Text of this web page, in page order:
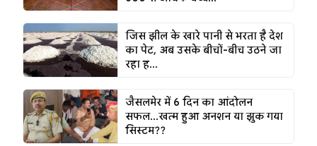
जिस झील के खारे पानी से भरता है देश
का पेट, अब उसके बीचों-बीच उठने जा
रहा ह...
जैसलमेर में 6 दिन का आंदोलन
सफल...खत्म हुआ अनशन या झुक गया
सिस्टम??